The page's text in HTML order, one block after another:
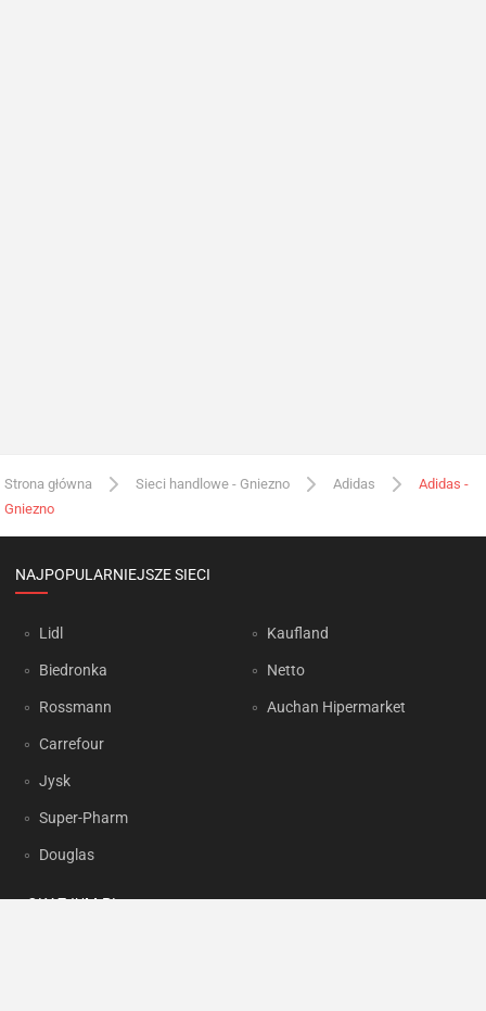
Strona główna Sieci handlowe - Gniezno Adidas
Adidas -
Gniezno
NAJPOPULARNIEJSZE SIECI
Lidl
Biedronka
Rossmann
Carrefour
Jysk
Super-Pharm
Douglas
Kaufland
Netto
Auchan Hipermarket
OKAZJUM.PL